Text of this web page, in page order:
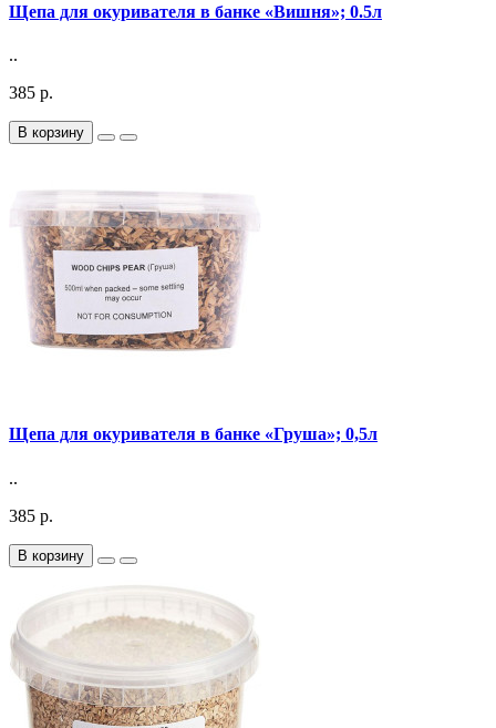
Щепа для окуривателя в банке «Вишня»; 0.5л
..
385 р.
В корзину
Щепа для окуривателя в банке «Груша»; 0,5л
..
385 р.
В корзину